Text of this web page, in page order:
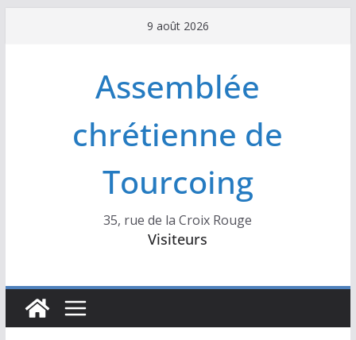
9 août 2026
Assemblée
chrétienne de
Tourcoing
35, rue de la Croix Rouge
Visiteurs